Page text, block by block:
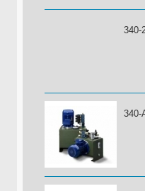
340-
340-